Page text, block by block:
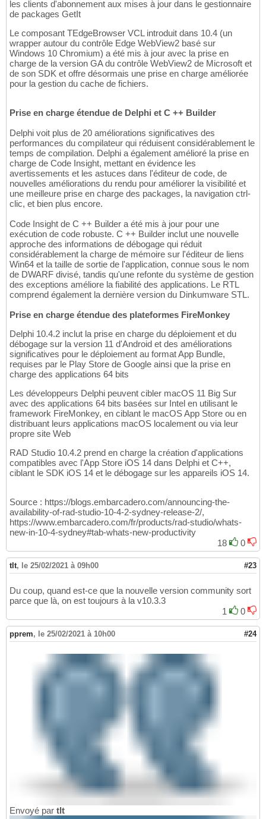
les clients d'abonnement aux mises à jour dans le gestionnaire
de packages GetIt
Le composant TEdgeBrowser VCL introduit dans 10.4 (un
wrapper autour du contrôle Edge WebView2 basé sur
Windows 10 Chromium) a été mis à jour avec la prise en
charge de la version GA du contrôle WebView2 de Microsoft et
de son SDK et offre désormais une prise en charge améliorée
pour la gestion du cache de fichiers.
Prise en charge étendue de Delphi et C ++ Builder
Delphi voit plus de 20 améliorations significatives des
performances du compilateur qui réduisent considérablement le
temps de compilation. Delphi a également amélioré la prise en
charge de Code Insight, mettant en évidence les
avertissements et les astuces dans l'éditeur de code, de
nouvelles améliorations du rendu pour améliorer la visibilité et
une meilleure prise en charge des packages, la navigation ctrl-
clic, et bien plus encore.
Code Insight de C ++ Builder a été mis à jour pour une
exécution de code robuste. C ++ Builder inclut une nouvelle
approche des informations de débogage qui réduit
considérablement la charge de mémoire sur l'éditeur de liens
Win64 et la taille de sortie de l'application, connue sous le nom
de DWARF divisé, tandis qu'une refonte du système de gestion
des exceptions améliore la fiabilité des applications. Le RTL
comprend également la dernière version du Dinkumware STL.
Prise en charge étendue des plateformes FireMonkey
Delphi 10.4.2 inclut la prise en charge du déploiement et du
débogage sur la version 11 d'Android et des améliorations
significatives pour le déploiement au format App Bundle,
requises par le Play Store de Google ainsi que la prise en
charge des applications 64 bits
Les développeurs Delphi peuvent cibler macOS 11 Big Sur
avec des applications 64 bits basées sur Intel en utilisant le
framework FireMonkey, en ciblant le macOS App Store ou en
distribuant leurs applications macOS localement ou via leur
propre site Web
RAD Studio 10.4.2 prend en charge la création d'applications
compatibles avec l'App Store iOS 14 dans Delphi et C++,
ciblant le SDK iOS 14 et le débogage sur les appareils iOS 14.
Source : https://blogs.embarcadero.com/announcing-the-
availability-of-rad-studio-10-4-2-sydney-release-2/,
https://www.embarcadero.com/fr/products/rad-studio/whats-
new-in-10-4-sydney#tab-whats-new-productivity
18
0
tlt, le 25/02/2021 à 09h00 #23
Du coup, quand est-ce que la nouvelle version community sort
parce que là, on est toujours à la v10.3.3
1
0
pprem, le 25/02/2021 à 10h00 #24
Envoyé par tlt